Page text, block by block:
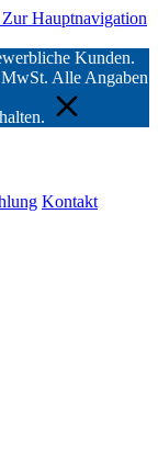
Zur Hauptnavigation
Kunden.
Alle Angaben
Kontakt